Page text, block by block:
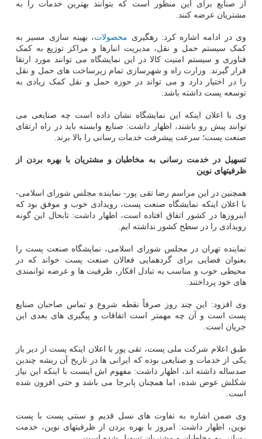
از صنایع برای این منظور است که بتوانند بهترین خدمات را به
مشتریان عرضه کنند.
وی در ادامه اشاره کرد: رهگیری محصولات، بهینه سازی مسیر به
کمک سیستم حمل و نقل، مدیریت انبارها و مراکز توزیع به کمک
فناوری و سیستم امنیت کالا در این نمایشگاه می توانند مورد ارتقا
قرار گیرند. وزارت راه و شهرسازی تمام زیرساخت های حمل و نقل
را در اختیار دارد و می تواند در حوزه حمل و نقل کمک زیادی به
توسعه پست داشته باشد.
وی با اعلان اینکه این نمایشگاه نشان داده است چه صنایعی می
توانند پیش رو باشند، اظهار داشت: صنایع وابسته باید در راه ارتقای
صنعت پست؛ سرعت پیشرفت خدمات رسانی را بالا برند.
تسهیل در خدمت رسانی به مخاطبان و مشتریان با بهره بردن از
ظرفیتهای نوین
همچنین در این مراسم رضا تقی پور- نماینده مجلس شورای اسلامی-
با اعلان اینکه نمایشگاه صنعت پست، رویدادی خوب و موفق بود که
اینروزها در کشور اتفاق افتاده است، اظهار داشت: تابحال این گونه
رویدادی را در سطح کشور نداشته ایم.
نماینده تهران در مجلس شورای اسلامی، نمایشگاه صنعت پست را
بعنوان فضایی برای گردهمایی فعالان صنعت پست خواند که در
محیطی خوب و مناسب به تبادل افکار، ظرفیت ها و عرضه توانمندی
های خود پرداختند.
وی افزود: این چند روز صرفاً نقطه شروع و تماس صاحبان صنایع
پست است و آن چه مهمتر است اتفاقات و پیگیری های بعدی این
جریان است.
طبق اعلام شرکت ملی پست، تقی پور با اعلان اینکه پست از دیر باز
یکی از خدمات و صنایعی بوده که ایرانی ها در تاریخ آن ریشه چندین
صدساله داشته اند، اظهار داشت: مفهوم اش اینست با اینکه این نیاز
شکلش عوض شده، اما همچنان پابرجا می باشد و حتی افزون شده
است.
وی ضمن اشاره به تفاوت های نسل قدیم و سنتی پست با پست
نوین، اظهار داشت: امروز با بهره بردن از ظرفیتهای نوین، خدمت